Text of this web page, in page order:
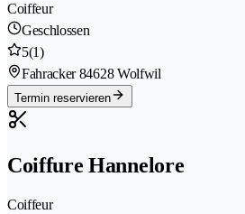
Coiffeur
Geschlossen
5(1)
Fahracker 84628 Wolfwil
Termin reservieren
Coiffure Hannelore
Coiffeur